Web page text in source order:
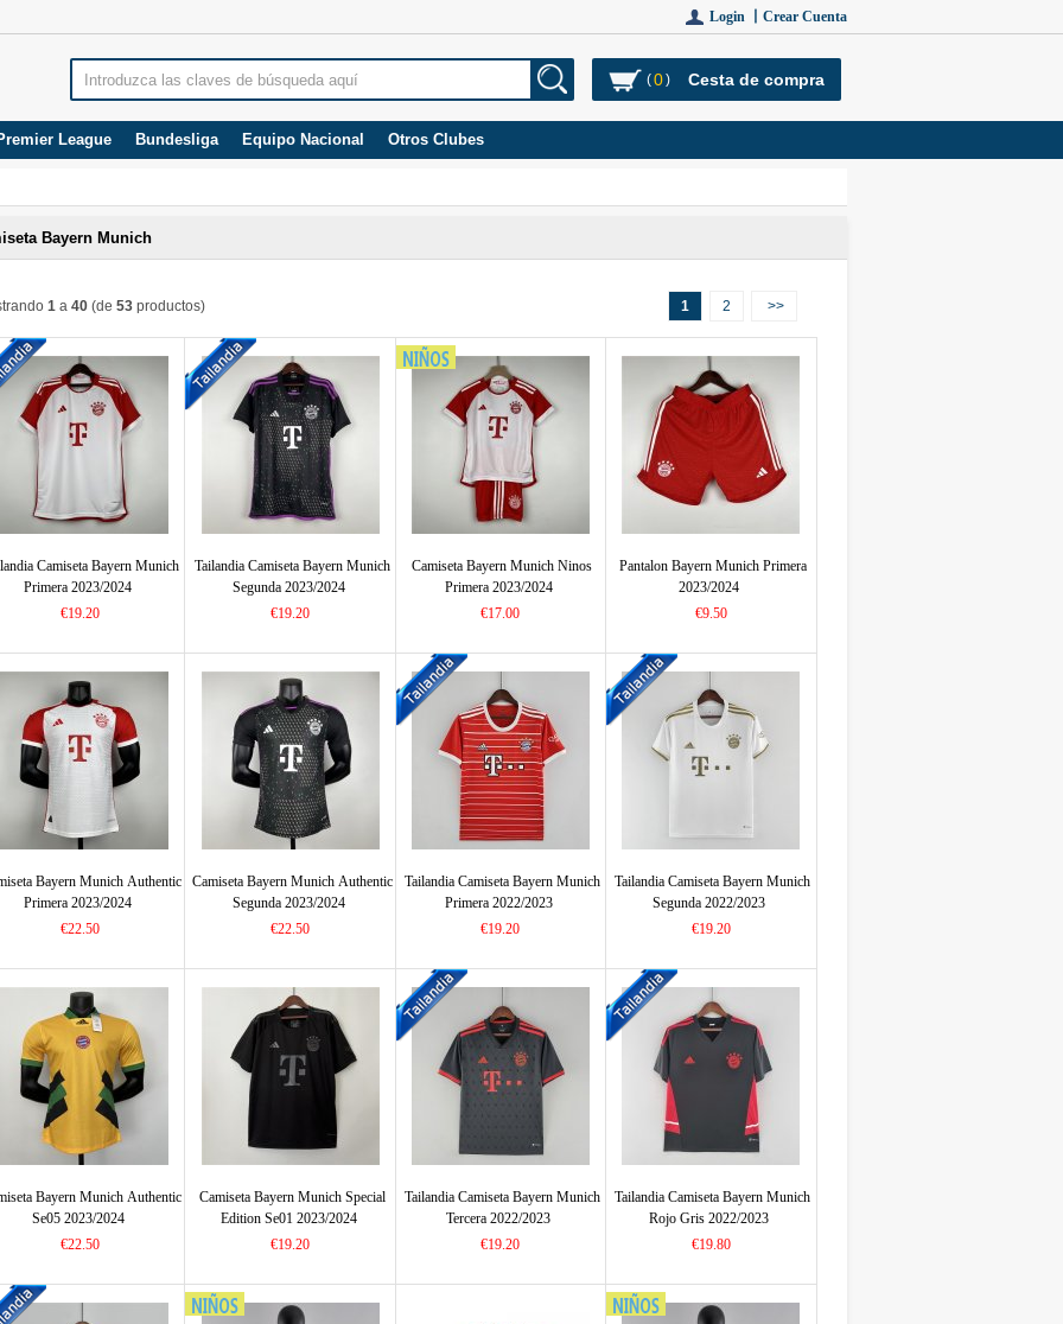
Login 丨 Crear Cuenta
(0) Cesta de compra
League Bundesliga Equipo Nacional Otros Clubes
Bayern Munich
1 a 40 (de 53 productos) 1 2 >>
Camiseta Bayern Munich
Primera 2023/2024
€19.20
Tailandia Camiseta Bayern Munich
Segunda 2023/2024
€19.20
Camiseta Bayern Munich Ninos
Primera 2023/2024
€17.00
Pantalon Bayern Munich Primera
2023/2024
€9.50
Bayern Munich Authentic
Primera 2023/2024
€22.50
Camiseta Bayern Munich Authentic
Segunda 2023/2024
€22.50
Tailandia Camiseta Bayern Munich
Primera 2022/2023
€19.20
Tailandia Camiseta Bayern Munich
Segunda 2022/2023
€19.20
Bayern Munich Authentic
Se05 2023/2024
€22.50
Camiseta Bayern Munich Special
Edition Se01 2023/2024
€19.20
Tailandia Camiseta Bayern Munich
Tercera 2022/2023
€19.20
Tailandia Camiseta Bayern Munich
Rojo Gris 2022/2023
€19.80